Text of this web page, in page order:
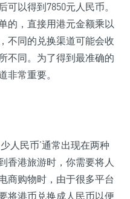
以得到7850元人民币。
的，直接用港元金额乘以
不同的兑换渠道可能会收
不同。为了得到最准确的
非常重要。
人民币’通常出现在两种
香港旅游时，你需要将人
商购物时，由于很多平台
将港币兑换成人民币以便